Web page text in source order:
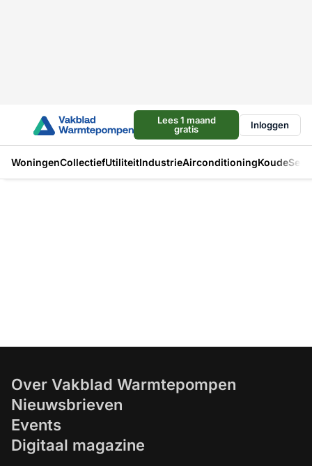
Lees 1 maand
gratis
Inloggen
WoningenCollectiefUtiliteitIndustrieAirconditioningKoude
Over Vakblad Warmtepompen
Nieuwsbrieven
Events
Digitaal magazine